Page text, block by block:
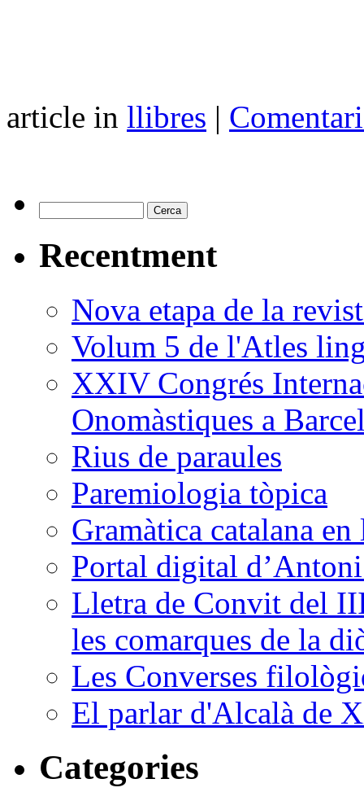
article in llibres |
Recentment
Nova etapa de la
Volum 5 de l'Atles
XXIV Congrés
Onomàstiques a
Rius de paraules
Paremiologia tòpica
Gramàtica catalana
Portal digital
Lletra de Convit del
les comarques de la
Les Converses
El parlar d'Alcalà de
Categories